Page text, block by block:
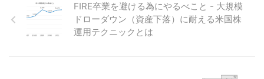
FIRE卒業を避ける為にやるべこと - 大規模
ドローダウン（資産下落）に耐える米国株
運用テクニックとは